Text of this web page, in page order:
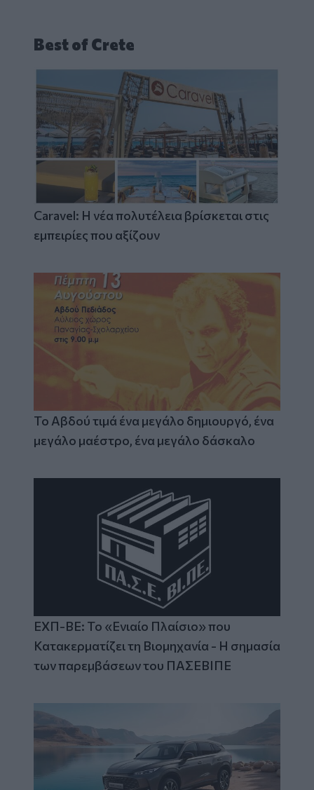
Best of Crete
Caravel: Η νέα πολυτέλεια βρίσκεται στις
εμπειρίες που αξίζουν
Το Αβδού τιμά ένα μεγάλο δημιουργό, ένα
μεγάλο μαέστρο, ένα μεγάλο δάσκαλο
ΕΧΠ-ΒΕ: Το «Ενιαίο Πλαίσιο» που
Κατακερματίζει τη Βιομηχανία - Η σημασία
των παρεμβάσεων του ΠΑΣΕΒΙΠΕ